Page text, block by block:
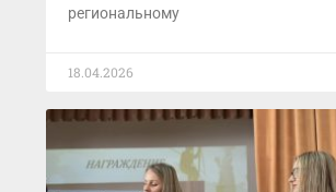
региональному
18.04.2026